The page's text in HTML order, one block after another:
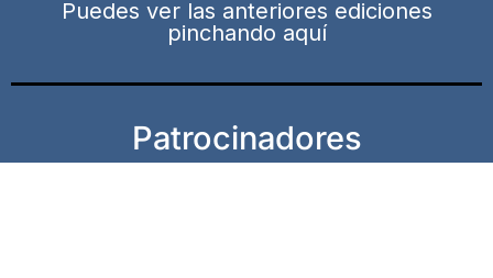
Puedes ver las anteriores ediciones
pinchando aquí
Patrocinadores